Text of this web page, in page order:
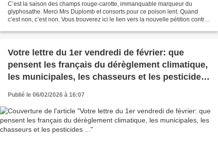
C’est la saison des champs rouge-carotte, immanquable marqueur du
glyphosathe. Merci Mrs Duplomb et consorts pour ce poison lent. Quand
c’est non, c’est non. Vous trouverez ici le lien vers la nouvelle pétition contre
Votre lettre du 1er vendredi de février: que
pensent les français du dérèglement climatique,
les municipales, les chasseurs et les pesticides
Publié le 06/02/2026 à 16:07